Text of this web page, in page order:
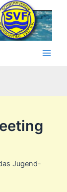
Jugend-